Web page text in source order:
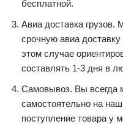
бесплатной.
Авиа доставка
срочную авиа
этом случае
составлять 1-3 дня в
Самовывоз. Вы всегда
самостоятельно на
поступление товара у